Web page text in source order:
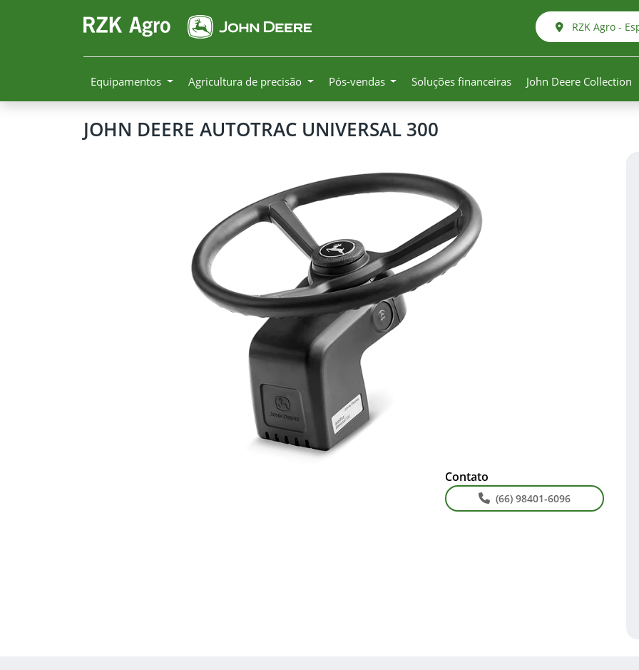
RZK Agro -
Equipamentos Agricultura de precisão Pós-vendas Soluções financeiras John Deere Collection
JOHN DEERE AUTOTRAC UNIVERSAL 300
Contato
(66) 98401-6096